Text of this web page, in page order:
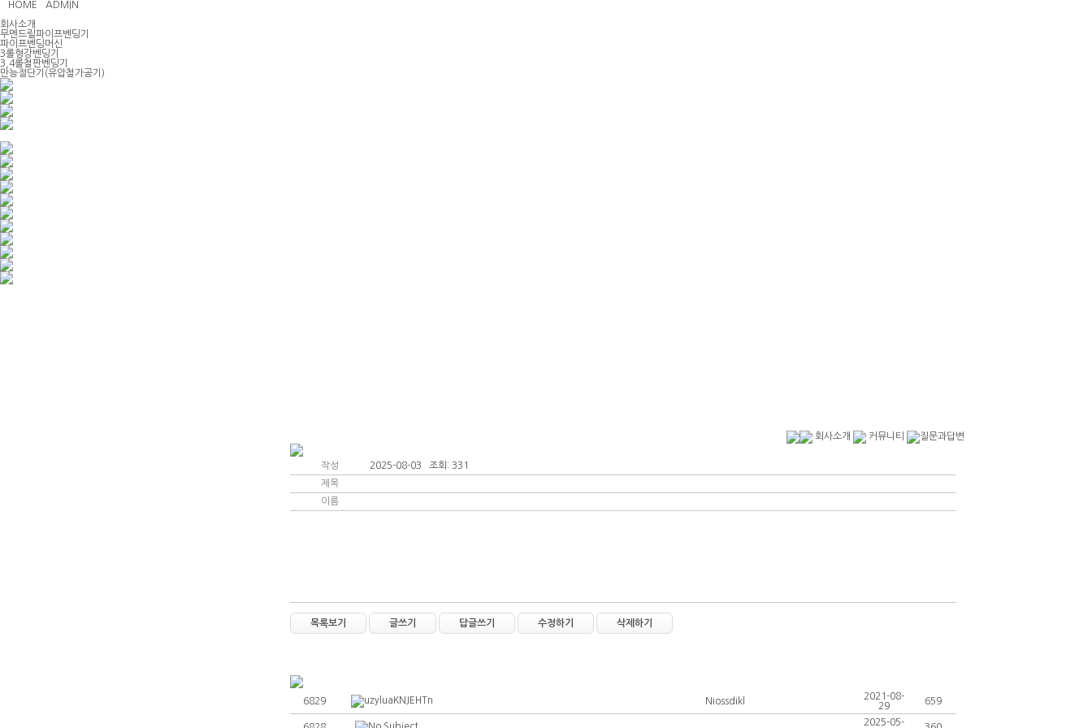
HOME
ADMIN
회사소개
무멘드릴파이프벤딩기
파이프벤딩머신
3롤형강벤딩기
3,4롤철판벤딩기
만능절단기(유압철가공기)
회사소개 커뮤니티 질문과답변
작성
2025-08-03 조회: 331
제목
이름
목록보기 글쓰기 답글쓰기 수정하기 삭제하기
6829 uzyluaKNJEHTn Niossdikl
2021-08-
29
659
2025-05-